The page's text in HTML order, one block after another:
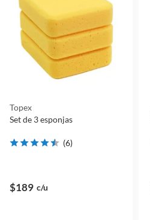
Topex
Set de 3 esponjas
(6)
$189 c/u